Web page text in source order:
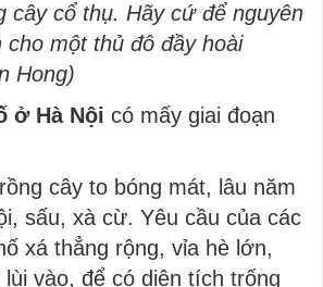
cây cổ thụ. Hãy cứ để nguyên
cho một thủ đô đầy hoài
Hong)
ở Hà Nội có mấy giai đoạn
cây to bóng mát, lâu năm
sấu, xà cừ. Yêu cầu của các
xá thẳng rộng, vỉa hè lớn,
vào, để có diện tích trống